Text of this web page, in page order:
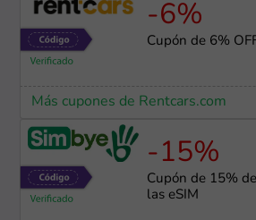
-6%
Cupón de 6%
Más cupones de Rentcars.com
-15%
Cupón de 15%
las eSIM